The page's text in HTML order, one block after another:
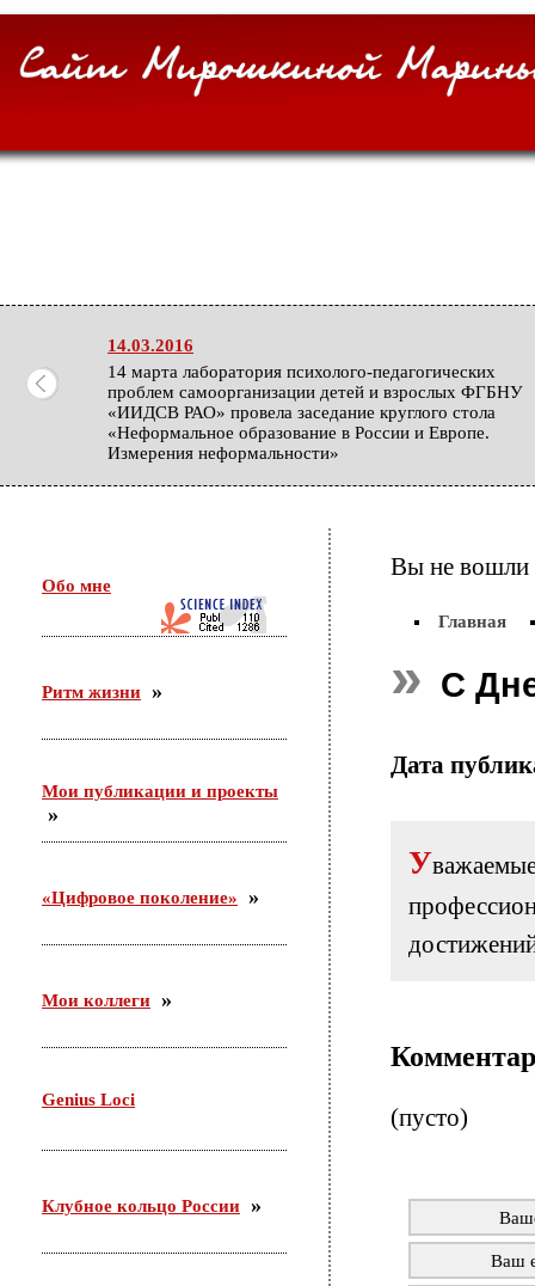
14.03.2016
14 марта лаборатория психолого-педагогических
проблем самоорганизации детей и взрослых ФГБНУ
«ИИДСВ РАО» провела заседание круглого стола
«Неформальное образование в России и Европе.
Измерения неформальности»
26 февраля в г. Орехово-Зуево состоялся круглый
стол по проекту «Сетевое научно-педагогическое
партнерство». Участники — ФГБНУ «ИИДСВ
РАО», ГОО ВПО «ГГТУ», Управление образования
г.о. Орехово-Зуево
25.12.2015
Приняла участие во «II Всероссийском
корчаковском сборе: от практики к моделям
развития педагогического образования». Выступила
с сообщением «Советские педагоги и несоветские
дети. Парадоксы воспитания».
С 26 ноября по 3 декабря участвовала в российско-
германском форуме по неформальному
образованию в Академии неформального
образования «Хаус-ам-Майберг» (г.Хаппенхайм,
29 октября проводила семинар в Доме молодежи
Железнодорожного района г. Новосибирска. Тема:
«Актуальные подходы организации работы с
молодежью по месту жительства».
Обо мне
Ритм жизни
Мои публикации и проекты
«Цифровое поколение»
Мои коллеги
Genius Loci
Клубное кольцо России
Вы не вошли
Главная
С
Дата
У
(пусто)
Ваш